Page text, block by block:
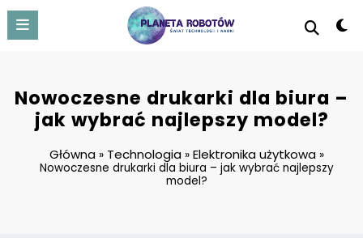
content
Nowoczesne drukarki dla biura –
jak wybrać najlepszy model?
Główna » Technologia »Elektronika użytkowa »
Nowoczesne drukarki dla biura – jak wybrać najlepszy
model?